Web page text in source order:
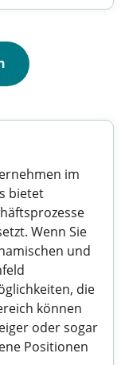
im
bietet
Wenn Sie
und
die
können
oder sogar
Positionen